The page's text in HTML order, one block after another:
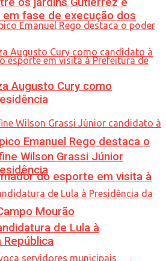
Emanuel Rego destaca o
do esporte em visita à
Mourão
fase de execução dos
Augusto Cury como
Wilson Grassi Júnior
de Lula à